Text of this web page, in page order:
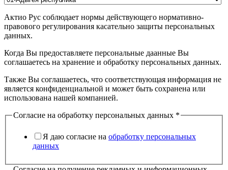
Актио Рус соблюдает нормы действующего нормативно-
правового регулирования касательно защиты персональных
данных.
Когда Вы предоставляете персональные даанные Вы
соглашаетесь на хранение и обработку персональных данных.
Также Вы соглашаетесь, что соответствующая информация не
является конфиденциальной и может быть сохранена или
использована нашей компанией.
Согласие на обработку персональных данных *
Я даю согласие на обработку персональных
данных